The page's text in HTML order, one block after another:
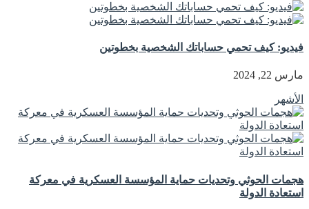
فيديو: كيف تحمي حساباتك الشخصية بخطوتين
مارس 22, 2024
الأشهر
هجمات الحوثي وتحديات حماية المؤسسة العسكرية في معركة
استعادة الدولة